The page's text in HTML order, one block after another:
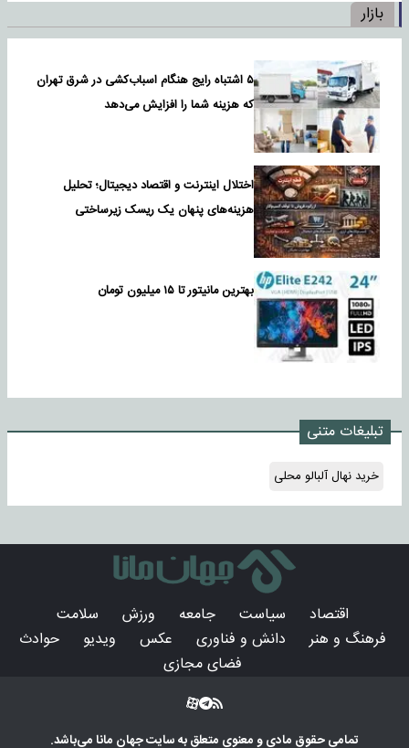
بازار
۵ اشتباه رایج هنگام اسباب‌کشی در شرق تهران
که هزینه شما را افزایش می‌دهد
اختلال اینترنت و اقتصاد دیجیتال؛ تحلیل
هزینه‌های پنهان یک ریسک زیرساختی
بهترین مانیتور تا ۱۵ میلیون تومان
تبلیغات متنی
خرید نهال آلبالو محلی
اقتصاد سیاست جامعه ورزش
سلامت
فرهنگ و هنر
دانش و فناوری عکس ویدیو
حوادث
فضای مجازی
تمامی حقوق مادی و معنوی متعلق به سایتجهان مانامی‌باشد.